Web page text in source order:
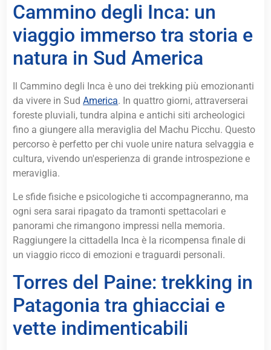
Cammino degli Inca: un
viaggio immerso tra storia e
natura in Sud America
Il Cammino degli Inca è uno dei trekking più emozionanti
da vivere in SudAmerica. In quattro giorni, attraverserai
foreste pluviali, tundra alpina e antichi siti archeologici
fino a giungere alla meraviglia del Machu Picchu. Questo
percorso è perfetto per chi vuole unire natura selvaggia e
cultura, vivendo un'esperienza di grande introspezione e
meraviglia.
Le sfide fisiche e psicologiche ti accompagneranno, ma
ogni sera sarai ripagato da tramonti spettacolari e
panorami che rimangono impressi nella memoria.
Raggiungere la cittadella Inca è la ricompensa finale di
un viaggio ricco di emozioni e traguardi personali.
Torres del Paine: trekking in
Patagonia tra ghiacciai e
vette indimenticabili